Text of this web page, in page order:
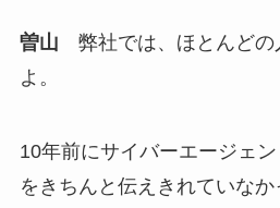
曽山 弊社では、ほとんどの
よ。
10年前にサイバーエージェ
をきちんと伝えきれていな